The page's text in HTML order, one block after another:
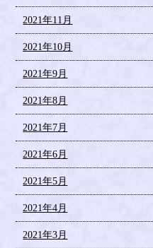
2021年11月
2021年10月
2021年9月
2021年8月
2021年7月
2021年6月
2021年5月
2021年4月
2021年3月